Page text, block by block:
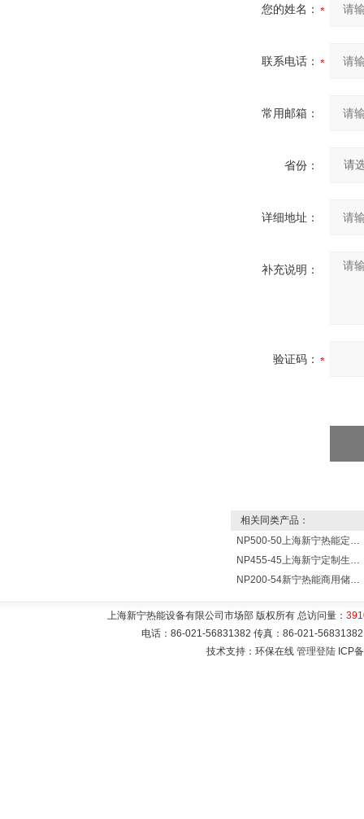
您的姓名：
联系电话：
常用邮箱：
省份：
详细地址：
补充说明：
验证码：
相关同类产品：
NP500-50上海新宁热能定制各式不锈钢水箱容器
NP455-45上海新宁定制生产各式不锈钢容器
NP200-54新宁热能商用储水式电热水器V=200升N=54千瓦
上海新宁热能设备有限公司市场部 版权所有 总访问量：
电话：86-021-56831382 传真：86-021-
技术支持：环保在线 管理登陆 ICP